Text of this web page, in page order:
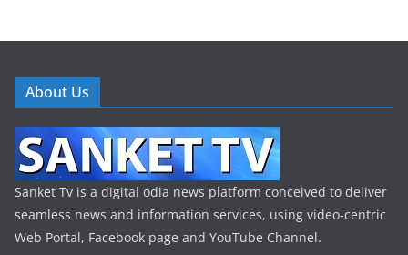
About Us
Sanket Tv is a digital odia news platform conceived to deliver
seamless news and information services, using video-centric
Web Portal, Facebook page and YouTube Channel.